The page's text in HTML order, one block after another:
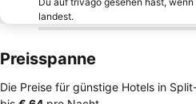
landest.
Preisspanne
Die Preise für günstige Hotels in